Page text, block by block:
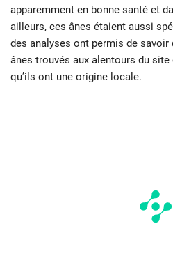
apparemment en bonne santé et
ailleurs, ces ânes étaient aussi
des analyses ont permis de savoir
ânes trouvés aux alentours du
qu’ils ont une origine locale.